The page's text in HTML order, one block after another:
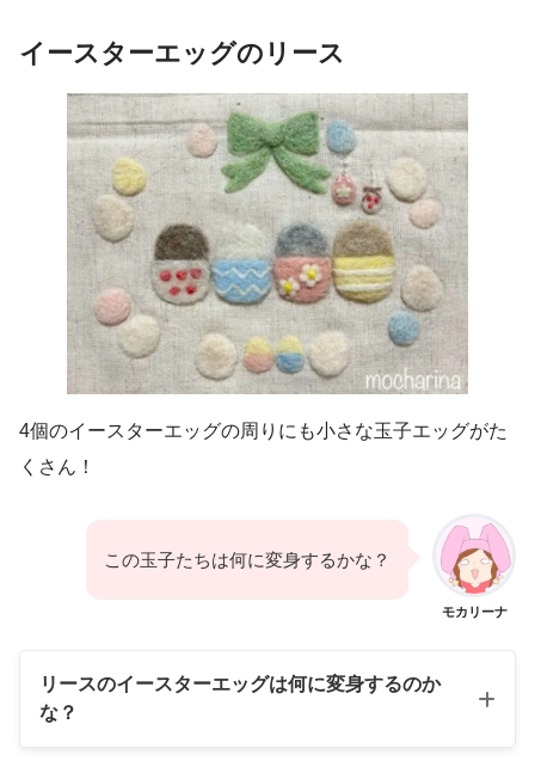
イースターエッグのリース
4個のイースターエッグの周りにも小さな玉子エッグがた
くさん！
モカリーナ
この玉子たちは何に変身するかな？
リースのイースターエッグは何に変身するのか
な？